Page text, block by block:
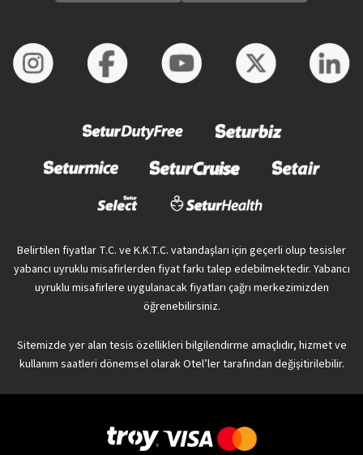
Belirtilen fiyatlar T.C. ve K.K.T.C. vatandaşları için geçerli olup tesisler
yabancı uyruklu misafirlerden fiyat farkı talep edebilmektedir. Yabancı
uyruklu misafirlere uygulanacak fiyatları çağrı merkezimizden
öğrenebilirsiniz.
Sitemizde yer alan tesis özellikleri bilgilendirme amaçlıdır, hizmet ve
kullanım saatleri dönemsel olarak Otel’ler tarafından değişitirilebilir.